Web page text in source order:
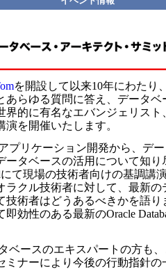
を開設して以来10年にわたり
あらゆる質問に答え、データ
界的に有名なエバンジェリスト
を開催いたします。
プリケーション開発から、デ
ータベースの活用について知
にて現場の技術者向けの基調講
ラクル技術者に対して、最新
技術者はどうあるべきかを語り
効性のある最新のOracle
ベースのエキスパートの方も
ミナーにより今後の行動指針の